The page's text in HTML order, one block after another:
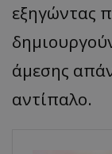
εξηγώντας
άμεσης
αντίπαλο.